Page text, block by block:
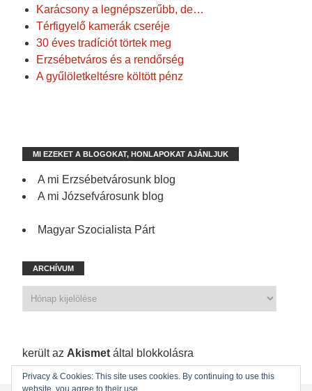
Karácsony a legnépszerűbb, de…
Térfigyelő kamerák cseréje
30 éves tradíciót törtek meg
Erzsébetváros és a rendőrség
A gyűlöletkeltésre költött pénz
MI EZEKET A BLOGOKAT, HONLAPOKAT AJÁNLJUK
A mi Erzsébetvárosunk blog
A mi Józsefvárosunk blog
Magyar Szocialista Párt
ARCHÍVUM
került az Akismet által blokkolásra
Privacy & Cookies: This site uses cookies. By continuing to use this
website, you agree to their use.